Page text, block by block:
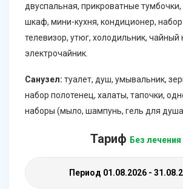
двуспальная, прикроватные тумбочки,
шкаф, мини-кухня, кондиционер,
телевизор, утюг, холодильник, чайный
электрочайник.
Санузел: туалет, душ, умывальник,
набор полотенец, халаты, тапочки,
наборы (мыло, шампунь, гель для
Тариф Без лечения
Период 01.08.2026 -